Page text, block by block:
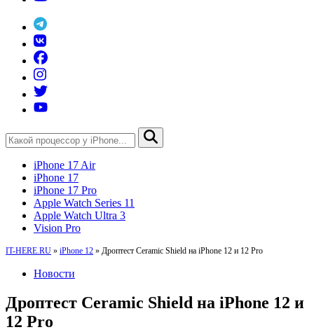
iPhone 17 Air
iPhone 17
iPhone 17 Pro
Apple Watch Series 11
Apple Watch Ultra 3
Vision Pro
IT-HERE.RU » iPhone 12 » Дроптест Ceramic Shield на iPhone 12 и 12 Pro
Новости
Дроптест Ceramic Shield на iPhone 12 и
12 Pro